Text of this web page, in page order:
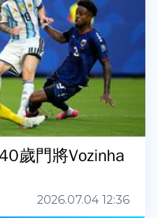
歲門將Vozinha
2026.07.04 12:36